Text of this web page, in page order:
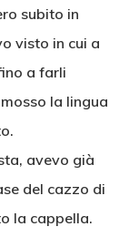
subito in
visto in cui a
a farli
la lingua
avevo già
del cazzo di
la cappella.